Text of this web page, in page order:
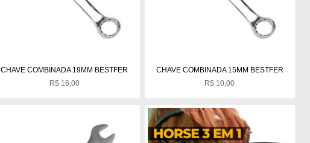
CHAVE COMBINADA 19MM BESTFER
R$16,00
CHAVE COMBINADA 15MM BESTFER
R$ 10,00